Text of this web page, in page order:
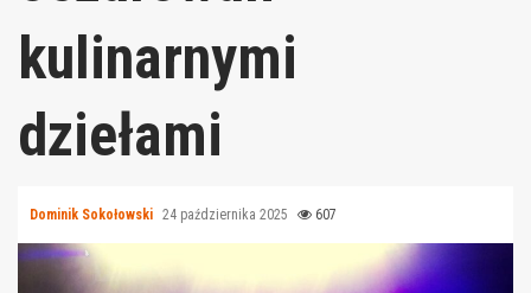
kulinarnymi
dziełami
Dominik Sokołowski 24 października 2025 607